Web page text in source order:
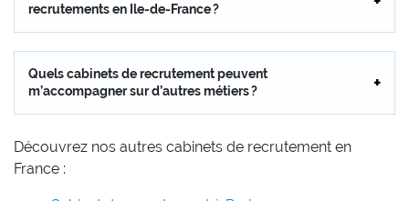
recrutements en Ile-de-France ?
Quels cabinets de recrutement peuvent
m’accompagner sur d’autres métiers ?
Découvrez nos autres cabinets de recrutement en
France :